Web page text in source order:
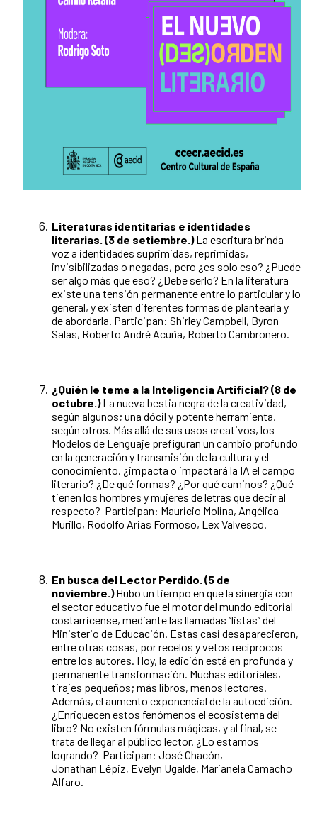
Literaturas identitarias e identidades
literarias. (3 de setiembre.)La escritura brinda
voz a identidades suprimidas, reprimidas,
invisibilizadas o negadas, pero ¿es solo eso? ¿Puede
ser algo más que eso? ¿Debe serlo? En la literatura
existe una tensión permanente entre lo particular y lo
general, y existen diferentes formas de plantearla y
de abordarla. Participan: Shirley Campbell, Byron
Salas, Roberto André Acuña, Roberto Cambronero.
¿Quién le teme a la Inteligencia Artificial? (8 de
octubre.)La nueva bestia negra de la creatividad,
según algunos; una dócil y potente herramienta,
según otros. Más allá de sus usos creativos, los
Modelos de Lenguaje prefiguran un cambio profundo
en la generación y transmisión de la cultura y el
conocimiento. ¿impacta o impactará la IA el campo
literario? ¿De qué formas? ¿Por qué caminos? ¿Qué
tienen los hombres y mujeres de letras que decir al
respecto? Participan: Mauricio Molina, Angélica
Murillo, Rodolfo Arias Formoso, Lex Valvesco.
En busca del Lector Perdido. (5 de
noviembre.)Hubo un tiempo en que la sinergia con
el sector educativo fue el motor del mundo editorial
costarricense, mediante las llamadas “listas” del
Ministerio de Educación. Estas casi desaparecieron,
entre otras cosas, por recelos y vetos recíprocos
entre los autores. Hoy, la edición está en profunda y
permanente transformación. Muchas editoriales,
tirajes pequeños; más libros, menos lectores.
Además, el aumento exponencial de la autoedición.
¿Enriquecen estos fenómenos el ecosistema del
libro? No existen fórmulas mágicas, y al final, se
trata de llegar al público lector. ¿Lo estamos
logrando? Participan: José Chacón,
Jonathan Lépiz, Evelyn Ugalde, Marianela Camacho
Alfaro.